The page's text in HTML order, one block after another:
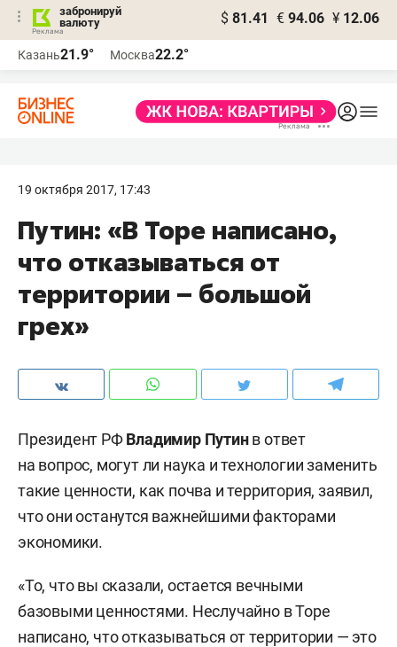
забронируй
валюту
$ 81.41 € 94.06 ¥ 12.06
Казань21.9° Москва22.2°
19 октября 2017, 17:43
Путин: «В Торе написано,
что отказываться от
территории – большой
грех»
Президент РФВладимир Путинв ответ
на вопрос, могут ли наука и технологии заменить
такие ценности, как почва и территория, заявил,
что они останутся важнейшими факторами
экономики.
«То, что вы сказали, остается вечными
базовыми ценностями. Неслучайно в Торе
написано, что отказываться от территории — это